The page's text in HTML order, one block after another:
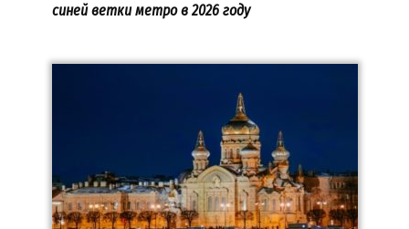
синей ветки метро в 2026 году